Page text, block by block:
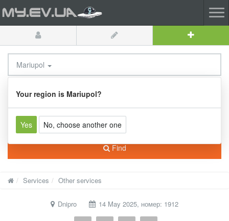
Mariupol
Your region is Mariupol?
Yes No, choose another one
All categories
Find
Services Other services
Dnipro 14 May 2025, номер: 1912